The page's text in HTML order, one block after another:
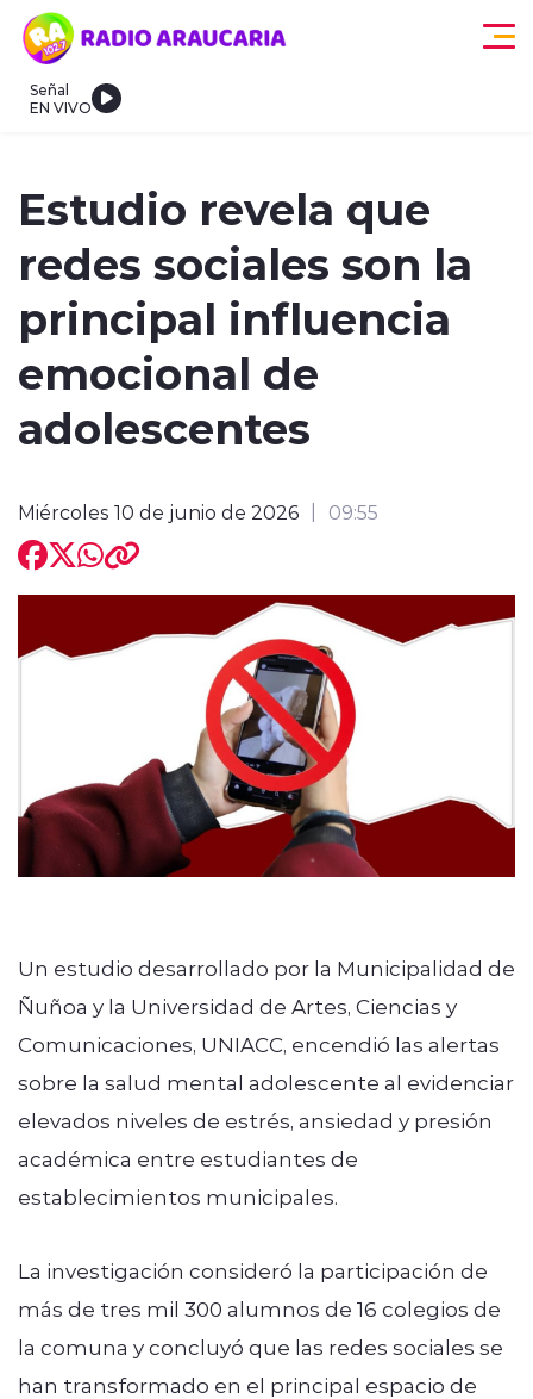
Click acá para ir directamente al contenido
Señal
EN VIVO
modo claro
Estudio revela que
redes sociales son la
principal influencia
emocional de
adolescentes
Miércoles 10 de junio de 2026 09:55
Un estudio desarrollado por la Municipalidad de
Ñuñoa y la Universidad de Artes, Ciencias y
Comunicaciones, UNIACC, encendió las alertas
sobre la salud mental adolescente al evidenciar
elevados niveles de estrés, ansiedad y presión
académica entre estudiantes de
establecimientos municipales.
La investigación consideró la participación de
más de tres mil 300 alumnos de 16 colegios de
la comuna y concluyó que las redes sociales se
han transformado en el principal espacio de